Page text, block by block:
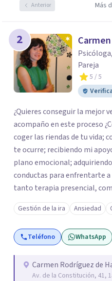
Anterior Más
2
Pareja
5 / 5
¿Quieres conseguir la mejor
acompaño en este proceso
coger las riendas de tu vida;
te ocurre; recibiendo mi
plano emocional;
conductas para enfrentarte
tanto terapia presencial,
Gestión de la ira Ansiedad
Teléfono WhatsApp
Carmen Rodríguez de
Av. de la Constitución, 41,